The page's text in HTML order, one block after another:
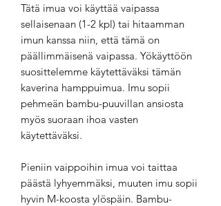
Tätä imua voi käyttää vaipassa
sellaisenaan (1-2 kpl) tai hitaamman
imun kanssa niin, että tämä on
päällimmäisenä vaipassa. Yökäyttöön
suosittelemme käytettäväksi tämän
kaverina hamppuimua. Imu sopii
pehmeän bambu-puuvillan ansiosta
myös suoraan ihoa vasten
käytettäväksi.
Pieniin vaippoihin imua voi taittaa
päästä lyhyemmäksi, muuten imu sopii
hyvin M-koosta ylöspäin. Bambu-